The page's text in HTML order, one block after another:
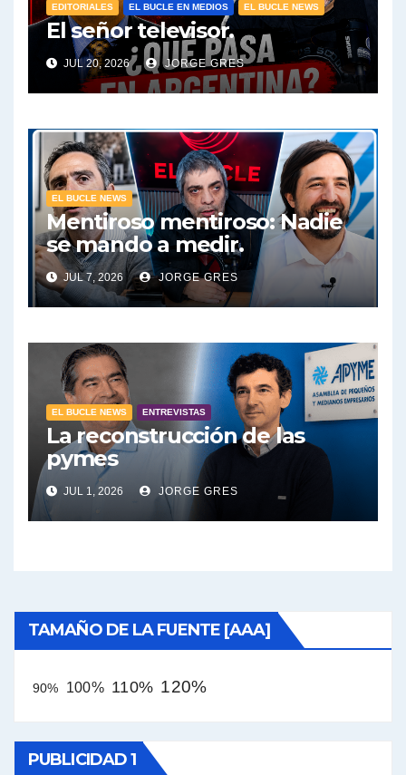
EDITORIALES EL BUCLE EN MEDIOS EL BUCLE NEWS
El señor televisor.
JUL 20, 2026 JORGE GRES
EL BUCLE NEWS
Mentiroso mentiroso: Nadie
se mando a medir.
JUL 7, 2026 JORGE GRES
EL BUCLE NEWS ENTREVISTAS
La reconstrucción de las
pymes
JUL 1, 2026 JORGE GRES
TAMAÑO DE LA FUENTE [AAA]
90% 100% 110% 120%
PUBLICIDAD 1